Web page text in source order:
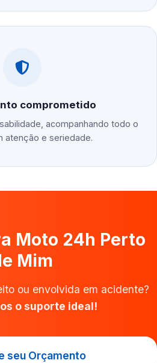
comprometido
acompanhando todo o
atenção e seriedade.
Moto 24h Perto
Mim
ou envolvida em acidente?
o suporte ideal!
seu Orçamento